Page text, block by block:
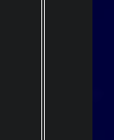
순과 밀접
. 한국에서,
순 성씨의
높습니다.